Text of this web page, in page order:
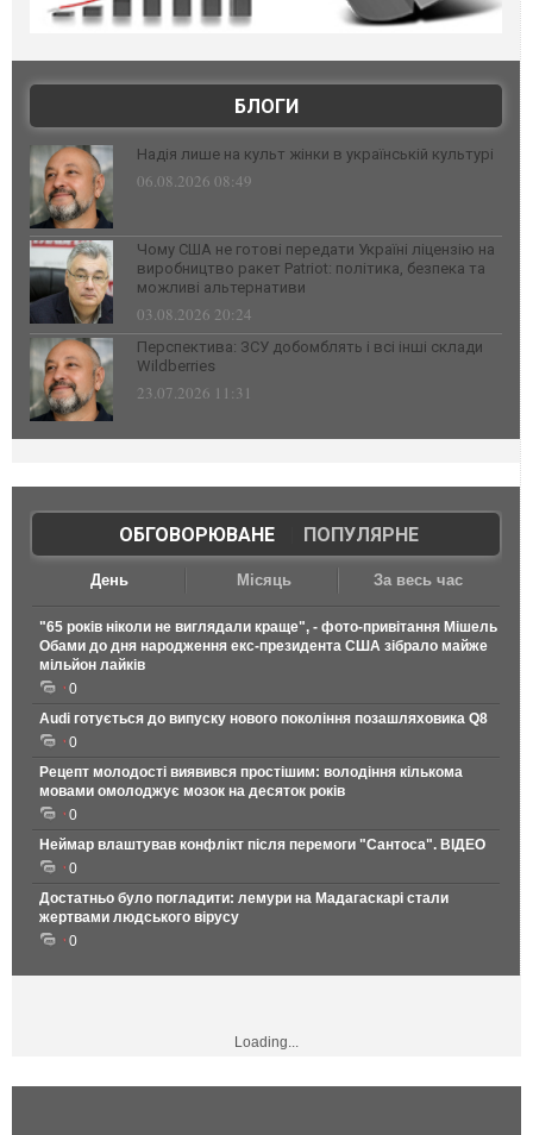
БЛОГИ
Надія лише на культ жінки в українській культурі
06.08.2026 08:49
Чому США не готові передати Україні ліцензію на
виробництво ракет Patriot: політика, безпека та
можливі альтернативи
03.08.2026 20:24
Перспектива: ЗСУ добомблять і всі інші склади
Wildberries
23.07.2026 11:31
ОБГОВОРЮВАНЕ| ПОПУЛЯРНЕ
День Місяць За весь час
"65 років ніколи не виглядали краще", - фото-привітання Мішель
Обами до дня народження екс-президента США зібрало майже
мільйон лайків
0
Audi готується до випуску нового покоління позашляховика Q8
0
Рецепт молодості виявився простішим: володіння кількома
мовами омолоджує мозок на десяток років
0
Неймар влаштував конфлікт після перемоги "Сантоса". ВІДЕО
0
Достатньо було погладити: лемури на Мадагаскарі стали
жертвами людського вірусу
0
Loading...